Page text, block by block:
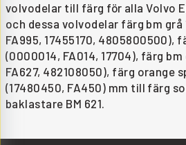
volvodelar till färg för alla Volvo
och dessa volvodelar färg bm grå
FA995, 17455170, 4805800500),
(0000014, FA014, 17704), färg bm
FA627, 482108050), färg orange
(17480450, FA450) mm till färg
baklastare BM 621.